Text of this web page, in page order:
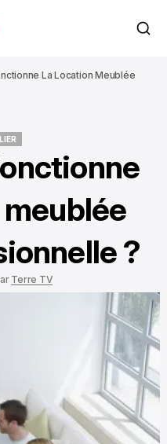
La Location Meublée
?
Terre TV